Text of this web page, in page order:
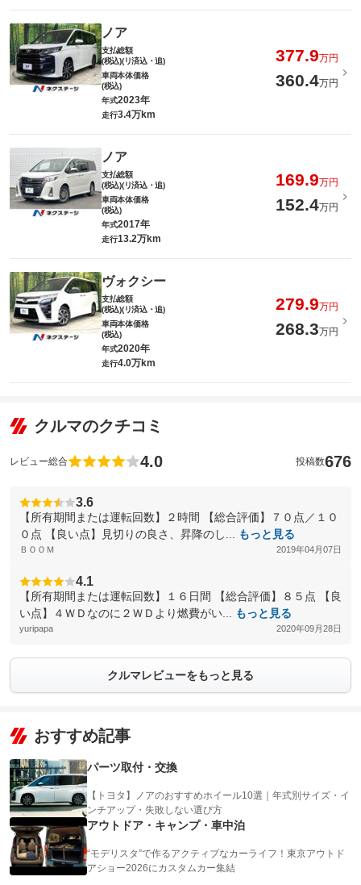
ノア
支払総額
(税込)(リ済込・追)
377.9万円
車両本体価格
(税込)
360.4万円
年式2023年
走行3.4万km
ノア
支払総額
(税込)(リ済込・追)
169.9万円
車両本体価格
(税込)
152.4万円
年式2017年
走行13.2万km
ヴォクシー
支払総額
(税込)(リ済込・追)
279.9万円
車両本体価格
(税込)
268.3万円
年式2020年
走行4.0万km
クルマのクチコミ
レビュー総合 4.0 投稿数676
3.6
【所有期間または運転回数】２時間 【総合評価】７０点／１０
０点 【良い点】見切りの良さ、昇降のし...
もっと見る
ＢＯＯＭ 2019年04月07日
4.1
【所有期間または運転回数】１６日間 【総合評価】８５点 【良
い点】４ＷＤなのに２ＷＤより燃費がい...
もっと見る
yuripapa 2020年09月28日
クルマレビューをもっと見る
おすすめ記事
パーツ取付・交換
【トヨタ】ノアのおすすめホイール10選｜年式別サイズ・イ
ンチアップ・失敗しない選び方
アウトドア・キャンプ・車中泊
“モデリスタ”で作るアクティブなカーライフ！東京アウトド
アショー2026にカスタムカー集結